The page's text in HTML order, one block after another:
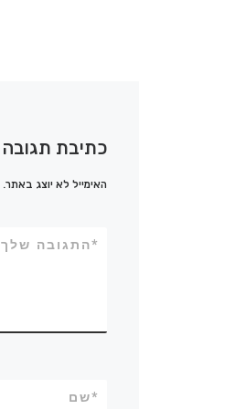
כתיבת תגובה
האימייל לא יוצג באתר.
התגובה שלך*
שם*